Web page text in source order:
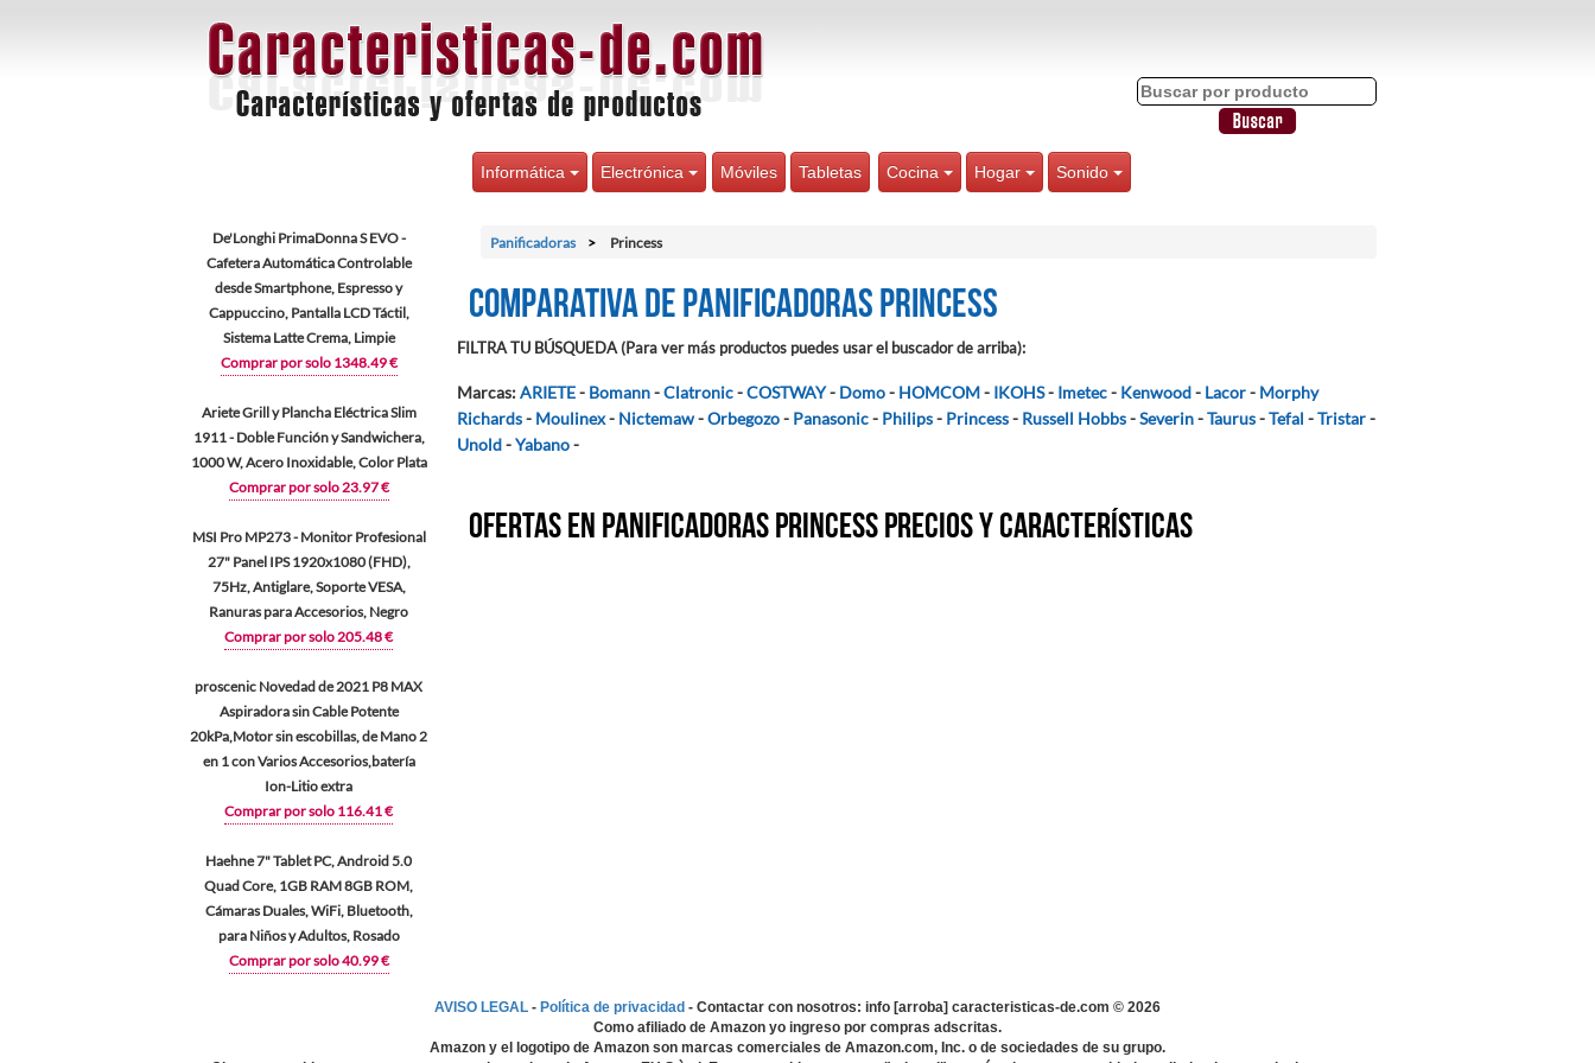
Informática Electrónica Móviles Tabletas Cocina Hogar Sonido
De'Longhi PrimaDonna S EVO -
Cafetera Automática Controlable
desde Smartphone, Espresso y
Cappuccino, Pantalla LCD Táctil,
Sistema Latte Crema, Limpie
Comprar por solo 1348.49 €
Ariete Grill y Plancha Eléctrica Slim
1911 - Doble Función y Sandwichera,
1000 W, Acero Inoxidable, Color Plata
Comprar por solo 23.97 €
MSI Pro MP273 - Monitor Profesional
27" Panel IPS 1920x1080 (FHD),
75Hz, Antiglare, Soporte VESA,
Ranuras para Accesorios, Negro
Comprar por solo 205.48 €
proscenic Novedad de 2021 P8 MAX
Aspiradora sin Cable Potente
20kPa,Motor sin escobillas, de Mano 2
en 1 con Varios Accesorios,batería
Ion-Litio extra
Comprar por solo 116.41 €
Haehne 7" Tablet PC, Android 5.0
Quad Core, 1GB RAM 8GB ROM,
Cámaras Duales, WiFi, Bluetooth,
para Niños y Adultos, Rosado
Comprar por solo 40.99 €
Panificadoras Princess
Comparativa de Panificadoras Princess
FILTRA TU BÚSQUEDA (Para ver más productos puedes usar el buscador de arriba):
Marcas:ARIETE- Bomann-Clatronic-COSTWAY- Domo- HOMCOM- IKOHS- Imetec- Kenwood- Lacor- Morphy
Richards- Moulinex- Nictemaw-Orbegozo- Panasonic- Philips- Princess- Russell Hobbs-Severin-Taurus-Tefal -Tristar-
Unold-Yabano-
Ofertas en Panificadoras Princess precios y características
AVISO LEGAL - Política de privacidad - Contactar con nosotros: info [arroba] caracteristicas-de.com © 2026
Como afiliado de Amazon yo ingreso por compras adscritas.
Amazon y el logotipo de Amazon son marcas comerciales de Amazon.com, Inc. o de sociedades de su grupo.